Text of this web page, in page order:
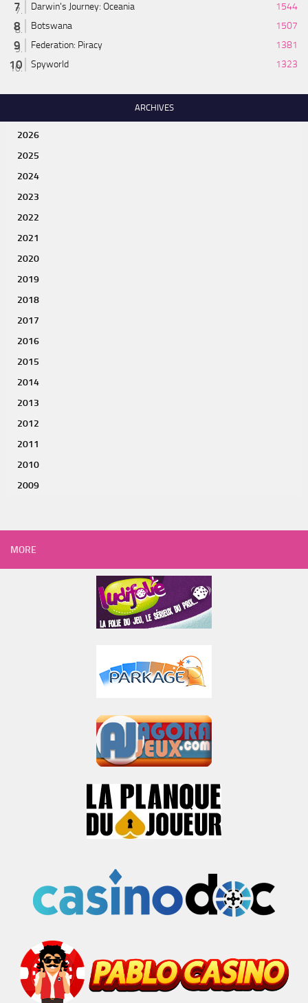
Darwin's Journey: Oceania
1544
Botswana
1507
Federation: Piracy
1381
Spyworld
1323
ARCHIVES
2026
2025
2024
2023
2022
2021
2020
2019
2018
2017
2016
2015
2014
2013
2012
2011
2010
2009
MORE